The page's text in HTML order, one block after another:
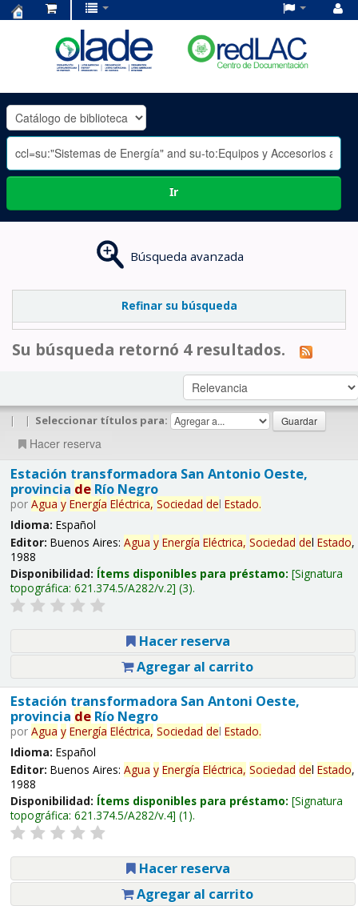
OLADE
-
Ir
Búsqueda avanzada
Refinar su búsqueda
Su búsqueda retornó 4 resultados.
| | Seleccionar títulos para:
Hacer reserva
Estación transformadora San Antonio Oeste,
provincia deRío Negro
por Agua y Energía Eléctrica, Sociedad del Estado.
Idioma: Español
Editor: Buenos Aires: Agua y Energía Eléctrica, Sociedad del Estado,
1988
Disponibilidad: Ítems disponibles para préstamo: Signatura
topográfica: 621.374.5/A282/v.2 (3).
Hacer reserva
Agregar al carrito
Estación transformadora San Antoni Oeste,
provincia deRío Negro
por Agua y Energía Eléctrica, Sociedad del Estado.
Idioma: Español
Editor: Buenos Aires: Agua y Energía Eléctrica, Sociedad del Estado,
1988
Disponibilidad: Ítems disponibles para préstamo: Signatura
topográfica: 621.374.5/A282/v.4 (1).
Hacer reserva
Agregar al carrito